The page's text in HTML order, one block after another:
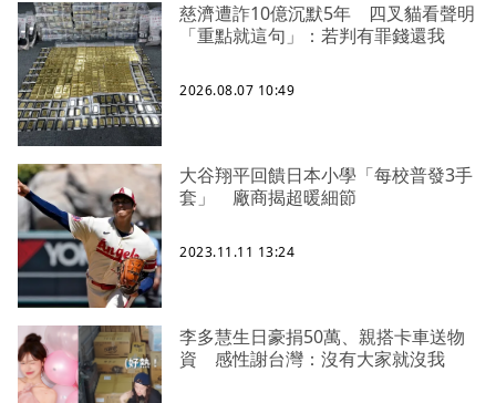
慈濟遭詐10億沉默5年 四叉貓看聲明
「重點就這句」：若判有罪錢還我
2026.08.07 10:49
大谷翔平回饋日本小學「每校普發3手
套」 廠商揭超暖細節
2023.11.11 13:24
李多慧生日豪捐50萬、親搭卡車送物
資 感性謝台灣：沒有大家就沒我